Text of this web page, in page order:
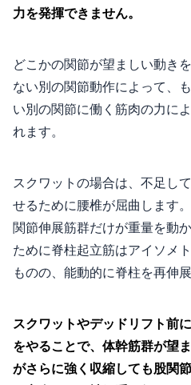
力を発揮できません。
どこかの関節が望ましい動き
ない別の関節動作によって、
い別の関節に働く筋肉の力に
れます。
スクワットの場合は、不足し
せるために腰椎が屈曲します
関節伸展筋群だけが重量を動
ために脊柱起立筋はアイソメ
ものの、能動的に脊柱を再伸
スクワットやデッドリフト前
をやることで、体幹筋群が望
がさらに強く収縮しても股関